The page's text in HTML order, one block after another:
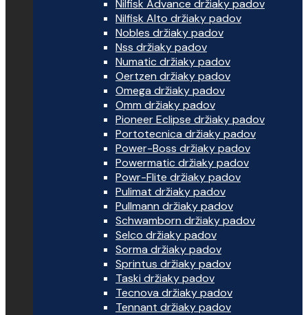
Nilfisk Advance držiaky padov
Nilfisk Alto držiaky padov
Nobles držiaky padov
Nss držiaky padov
Numatic držiaky padov
Oertzen držiaky padov
Omega držiaky padov
Omm držiaky padov
Pioneer Eclipse držiaky padov
Portotecnica držiaky padov
Power-Boss držiaky padov
Powermatic držiaky padov
Powr-Flite držiaky padov
Pulimat držiaky padov
Pullmann držiaky padov
Schwamborn držiaky padov
Selco držiaky padov
Sorma držiaky padov
Sprintus držiaky padov
Taski držiaky padov
Tecnova držiaky padov
Tennant držiaky padov